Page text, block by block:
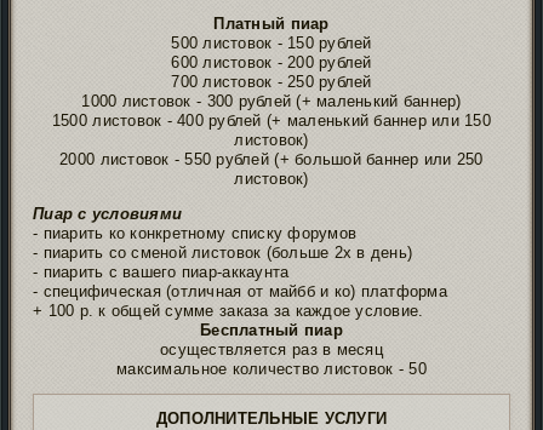
Платный пиар
500 листовок - 150 рублей
600 листовок - 200 рублей
700 листовок - 250 рублей
1000 листовок - 300 рублей (+ маленький баннер)
1500 листовок - 400 рублей (+ маленький баннер или 150
листовок)
2000 листовок - 550 рублей (+ большой баннер или 250
листовок)
Пиар с условиями
- пиарить ко конкретному списку форумов
- пиарить со сменой листовок (больше 2х в день)
- пиарить с вашего пиар-аккаунта
- специфическая (отличная от майбб и ко) платформа
+ 100 р. к общей сумме заказа за каждое условие.
Бесплатный пиар
осуществляется раз в месяц
максимальное количество листовок - 50
ДОПОЛНИТЕЛЬНЫЕ УСЛУГИ